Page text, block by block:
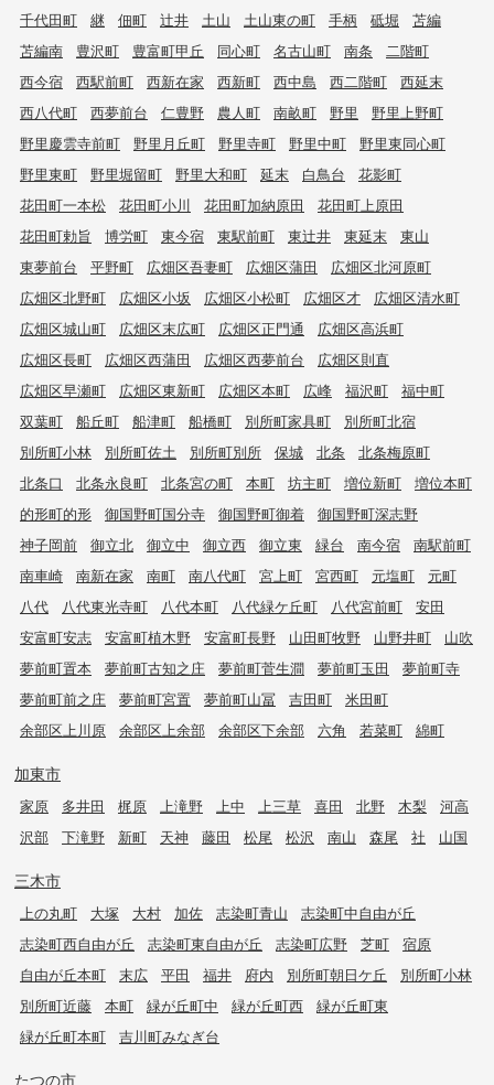
千代田町
継 佃町 辻井 土山 土山東の町 手柄 砥堀
苫編
苫編南
豊沢町 豊富町甲丘 同心町 名古山町 南条
二階町
西今宿
西駅前町 西新在家 西新町 西中島 西二階町
西延末
西八代町
西夢前台 仁豊野 農人町 南畝町 野里
野里上野町
野里慶雲寺前町
野里月丘町 野里寺町 野里中町
野里東同心町
野里東町
野里堀留町 野里大和町 延末 白鳥台
花影町
花田町一本松
花田町小川 花田町加納原田
花田町上原田
花田町勅旨
博労町 東今宿 東駅前町 東辻井 東延末
東山
東夢前台
平野町 広畑区吾妻町 広畑区蒲田
広畑区北河原町
広畑区北野町
広畑区小坂 広畑区小松町 広畑区才
広畑区清水町
広畑区城山町
広畑区末広町 広畑区正門通
広畑区高浜町
広畑区長町
広畑区西蒲田 広畑区西夢前台
広畑区則直
広畑区早瀬町
広畑区東新町 広畑区本町 広峰 福沢町
福中町
双葉町
船丘町 船津町 船橋町 別所町家具町
別所町北宿
別所町小林
別所町佐土 別所町別所 保城 北条
北条梅原町
北条口
北条永良町 北条宮の町 本町 坊主町 増位新町
増位本町
的形町的形
御国野町国分寺 御国野町御着
御国野町深志野
神子岡前
御立北 御立中 御立西 御立東 緑台 南今宿
南駅前町
南車崎
南新在家 南町 南八代町 宮上町 宮西町 元塩町
元町
八代
八代東光寺町 八代本町 八代緑ケ丘町 八代宮前町
安田
安富町安志
安富町植木野 安富町長野 山田町牧野 山野井町
山吹
夢前町置本
夢前町古知之庄 夢前町菅生澗 夢前町玉田
夢前町寺
夢前町前之庄
夢前町宮置 夢前町山冨 吉田町
米田町
余部区上川原
余部区上余部 余部区下余部 六角 若菜町 綿町
加東市
家原 多井田 梶原 上滝野 上中 上三草 喜田 北野 木梨
河高
沢部
下滝野 新町 天神 藤田 松尾 松沢 南山 森尾 社 山国
三木市
上の丸町 大塚 大村 加佐 志染町青山
志染町中自由が丘
志染町西自由が丘
志染町東自由が丘 志染町広野 芝町
宿原
自由が丘本町
末広 平田 福井 府内 別所町朝日ケ丘
別所町小林
別所町近藤
本町 緑が丘町中 緑が丘町西
緑が丘町東
緑が丘町本町
吉川町みなぎ台
たつの市